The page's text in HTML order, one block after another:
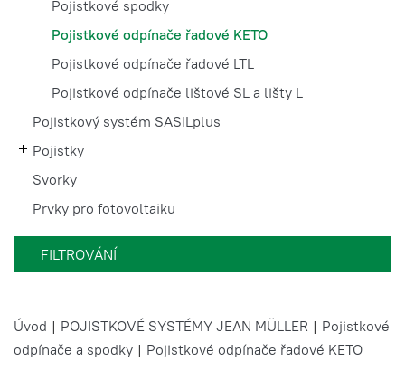
Pojistkové spodky
Pojistkové odpínače řadové KETO
Pojistkové odpínače řadové LTL
Pojistkové odpínače lištové SL a lišty L
Pojistkový systém SASILplus
Pojistky
Svorky
Prvky pro fotovoltaiku
FILTROVÁNÍ
Úvod | POJISTKOVÉ SYSTÉMY JEAN MÜLLER | Pojistkové
odpínače a spodky | Pojistkové odpínače řadové KETO